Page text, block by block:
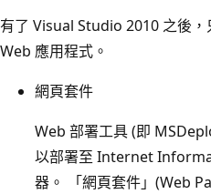
有了 Visual Studio 2010 之後
Web 應用程式。
網頁套件
Web 部署工具 (即
以部署至 Internet
器。 「網頁套件」(Web